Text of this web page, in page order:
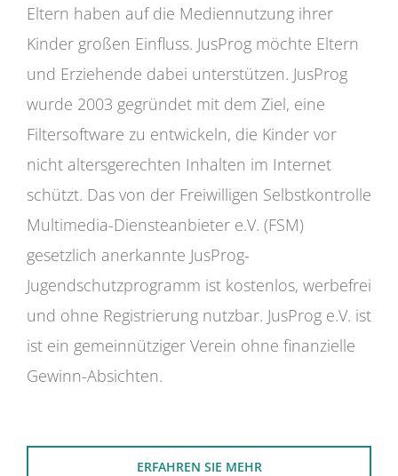
Eltern haben auf die Mediennutzung ihrer
Kinder großen Einfluss. JusProg möchte Eltern
und Erziehende dabei unterstützen. JusProg
wurde 2003 gegründet mit dem Ziel, eine
Filtersoftware zu entwickeln, die Kinder vor
nicht altersgerechten Inhalten im Internet
schützt. Das von der Freiwilligen Selbstkontrolle
Multimedia-Diensteanbieter e.V. (FSM)
gesetzlich anerkannte JusProg-
Jugendschutzprogramm ist kostenlos, werbefrei
und ohne Registrierung nutzbar. JusProg e.V. ist
ist ein gemeinnütziger Verein ohne finanzielle
Gewinn-Absichten.
ERFAHREN SIE MEHR